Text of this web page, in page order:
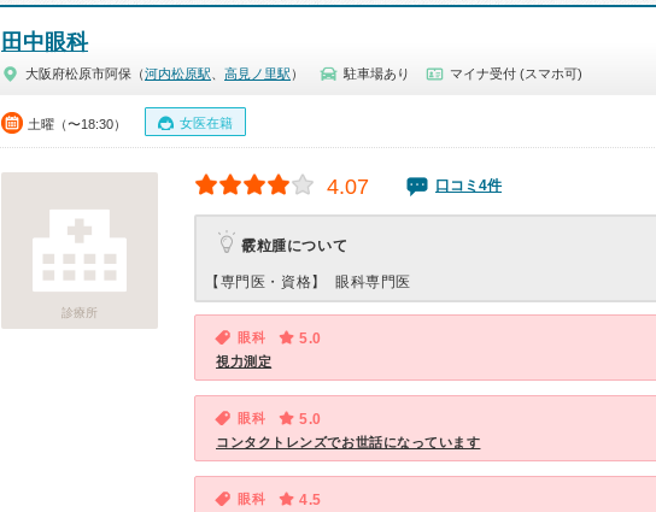
田中眼科
大阪府松原市阿保（河内松原駅 高見ノ里駅 ） 駐車場あり マイナ受付 (スマホ可)
土曜（〜18:30） 女医在籍
診療所
4.07 口コミ4件
霰粒腫について
【専門医・資格】 眼科専門医
眼科 5.0
視力測定
眼科 5.0
コンタクトレンズでお世話になっています
眼科 4.5